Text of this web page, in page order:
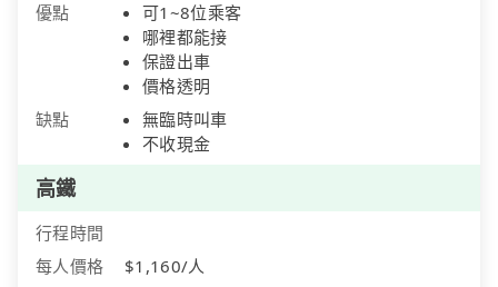
優點
可1~8位乘客
哪裡都能接
保證出車
價格透明
缺點
無臨時叫車
不收現金
高鐵
行程時間
每人價格
$1,160/人